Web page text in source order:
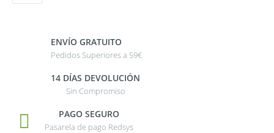
ENVÍO GRATUITO
Pedidos Superiores a 59€
14 DÍAS DEVOLUCIÓN
Sin Compromiso
PAGO SEGURO
Pasarela de pago Redsys